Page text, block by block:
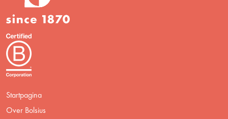
Startpagina
Over Bolsius